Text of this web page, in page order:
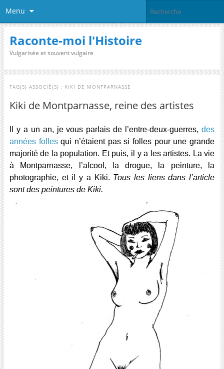
Menu
Raconte-moi l'Histoire
Vulgarisée et souvent vulgaire
TAG(S) ASSOCIÉ(S) : KIKI DE MONTPARNASSE
Kiki de Montparnasse, reine des artistes
Il y a un an, je vous parlais de l’entre-deux-guerres,des
années follesqui n’étaient pas si folles pour une grande
majorité de la population. Et puis, il y a les artistes. La vie
à Montparnasse, l’alcool, la drogue, la peinture, la
photographie, et il y a Kiki. Tous les liens dans l’article
sont des peintures de Kiki.